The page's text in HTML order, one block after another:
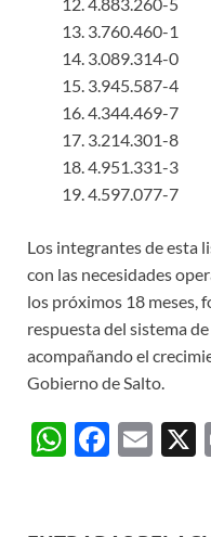
3.760.460-1
3.089.314-0
3.945.587-4
4.344.469-7
3.214.301-8
4.951.331-3
4.597.077-7
Los integrantes de esta
con las necesidades
los próximos 18 meses,
respuesta del sistema
acompañando el
Gobierno de Salto.
W F
E